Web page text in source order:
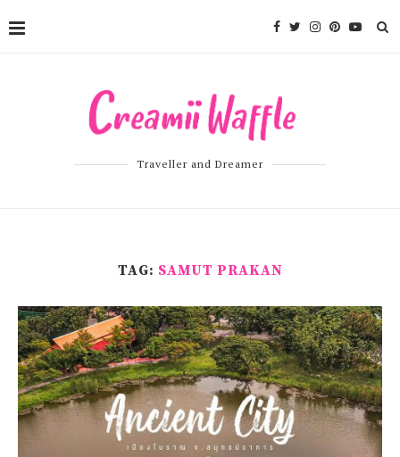
Traveller and Dreamer
TAG: SAMUT PRAKAN